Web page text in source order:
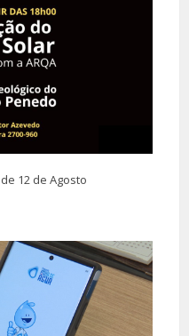
12 de Agosto